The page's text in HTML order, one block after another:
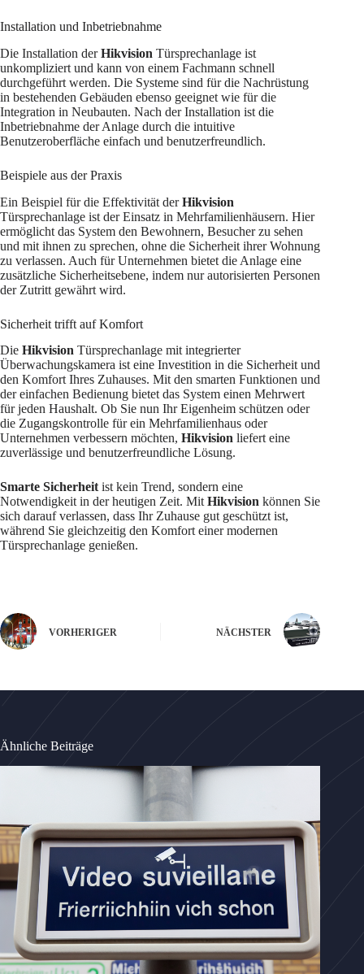
Installation und Inbetriebnahme
Die Installation derHikvision Türsprechanlage ist
unkompliziert und kann von einem Fachmann schnell
durchgeführt werden. Die Systeme sind für die Nachrüstung
in bestehenden Gebäuden ebenso geeignet wie für die
Integration in Neubauten. Nach der Installation ist die
Inbetriebnahme der Anlage durch die intuitive
Benutzeroberfläche einfach und benutzerfreundlich.
Beispiele aus der Praxis
Ein Beispiel für die Effektivität derHikvision
Türsprechanlage ist der Einsatz in Mehrfamilienhäusern. Hier
ermöglicht das System den Bewohnern, Besucher zu sehen
und mit ihnen zu sprechen, ohne die Sicherheit ihrer Wohnung
zu verlassen. Auch für Unternehmen bietet die Anlage eine
zusätzliche Sicherheitsebene, indem nur autorisierten Personen
der Zutritt gewährt wird.
Sicherheit trifft auf Komfort
Die Hikvision Türsprechanlage mit integrierter
Überwachungskamera ist eine Investition in die Sicherheit und
den Komfort Ihres Zuhauses. Mit den smarten Funktionen und
der einfachen Bedienung bietet das System einen Mehrwert
für jeden Haushalt. Ob Sie nun Ihr Eigenheim schützen oder
die Zugangskontrolle für ein Mehrfamilienhaus oder
Unternehmen verbessern möchten, Hikvision liefert eine
zuverlässige und benutzerfreundliche Lösung.
Smarte Sicherheit ist kein Trend, sondern eine
Notwendigkeit in der heutigen Zeit. Mit Hikvision können Sie
sich darauf verlassen, dass Ihr Zuhause gut geschützt ist,
während Sie gleichzeitig den Komfort einer modernen
Türsprechanlage genießen.
VORHERIGER NÄCHSTER
Ähnliche Beiträge